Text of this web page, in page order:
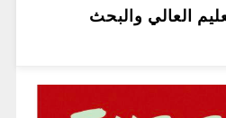
العالي والبحث